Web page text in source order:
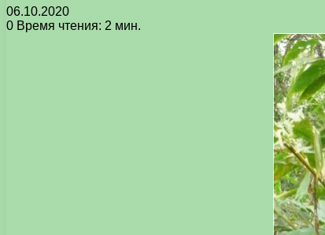
06.10.2020
0 Время чтения: 2 мин.